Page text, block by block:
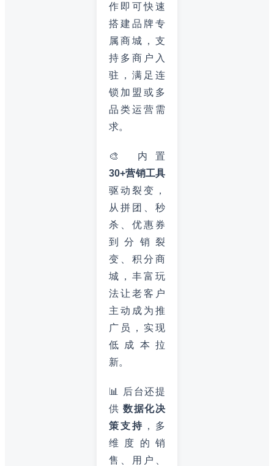
作即可快速
搭建品牌专
属商城，支
持多商户入
驻，满足连
锁加盟或多
品类运营需
求。
🎨 内置
30+营销工具
驱动裂变，
从拼团、秒
杀、优惠券
到分销裂
变、积分商
城，丰富玩
法让老客户
主动成为推
广员，实现
低成本拉
新。
📊 后台还提
供数据化决
策支持 ，多
维度的销
售、用户、